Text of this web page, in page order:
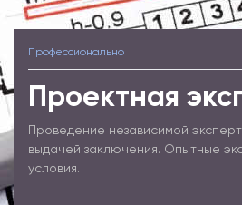
Профессионально
Проектная
Проведение независимой
выдачей заключения. Опытные
условия.